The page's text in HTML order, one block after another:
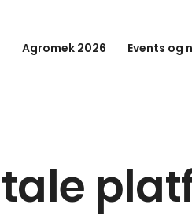
Agromek 2026 Events og